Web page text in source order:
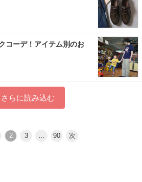
コーデ！アイテム別のお
さらに読み込む
2 3 … 90 次